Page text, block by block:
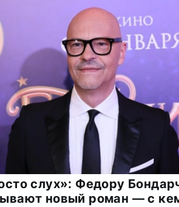
слух»: Федору
новый роман — с